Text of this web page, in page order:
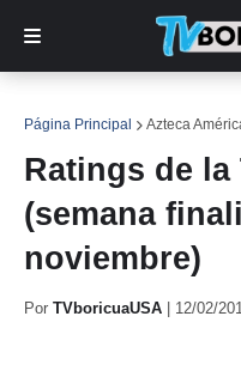
Página Principal Azteca
Ratings de la
(semana
noviembre)
Por TVboricuaUSA 12/02/